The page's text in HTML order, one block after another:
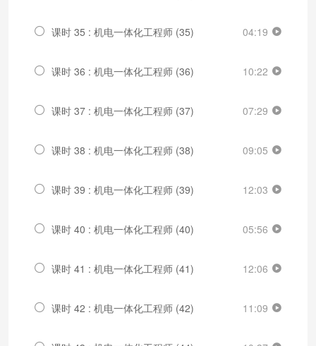
课时 35 : 机电一体化工程师 (35) 04:19
课时 36 : 机电一体化工程师 (36) 10:22
课时 37 : 机电一体化工程师 (37) 07:29
课时 38 : 机电一体化工程师 (38) 09:05
课时 39 : 机电一体化工程师 (39) 12:03
课时 40 : 机电一体化工程师 (40) 05:56
课时 41 : 机电一体化工程师 (41) 12:06
课时 42 : 机电一体化工程师 (42) 11:09